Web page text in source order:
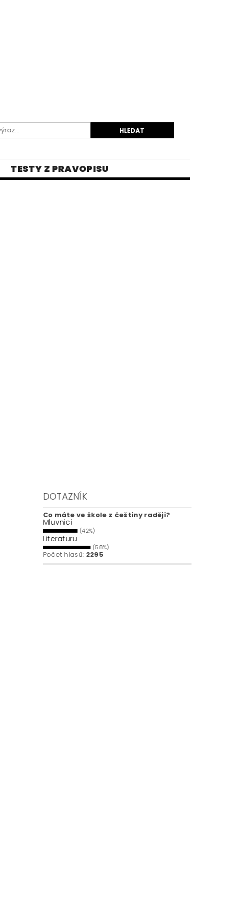
TESTY Z PRAVOPISU
DOTAZNÍK
Co máte ve škole z češtiny raději?
Mluvnici
(42%)
Literaturu
(58%)
Počet hlasů: 2295